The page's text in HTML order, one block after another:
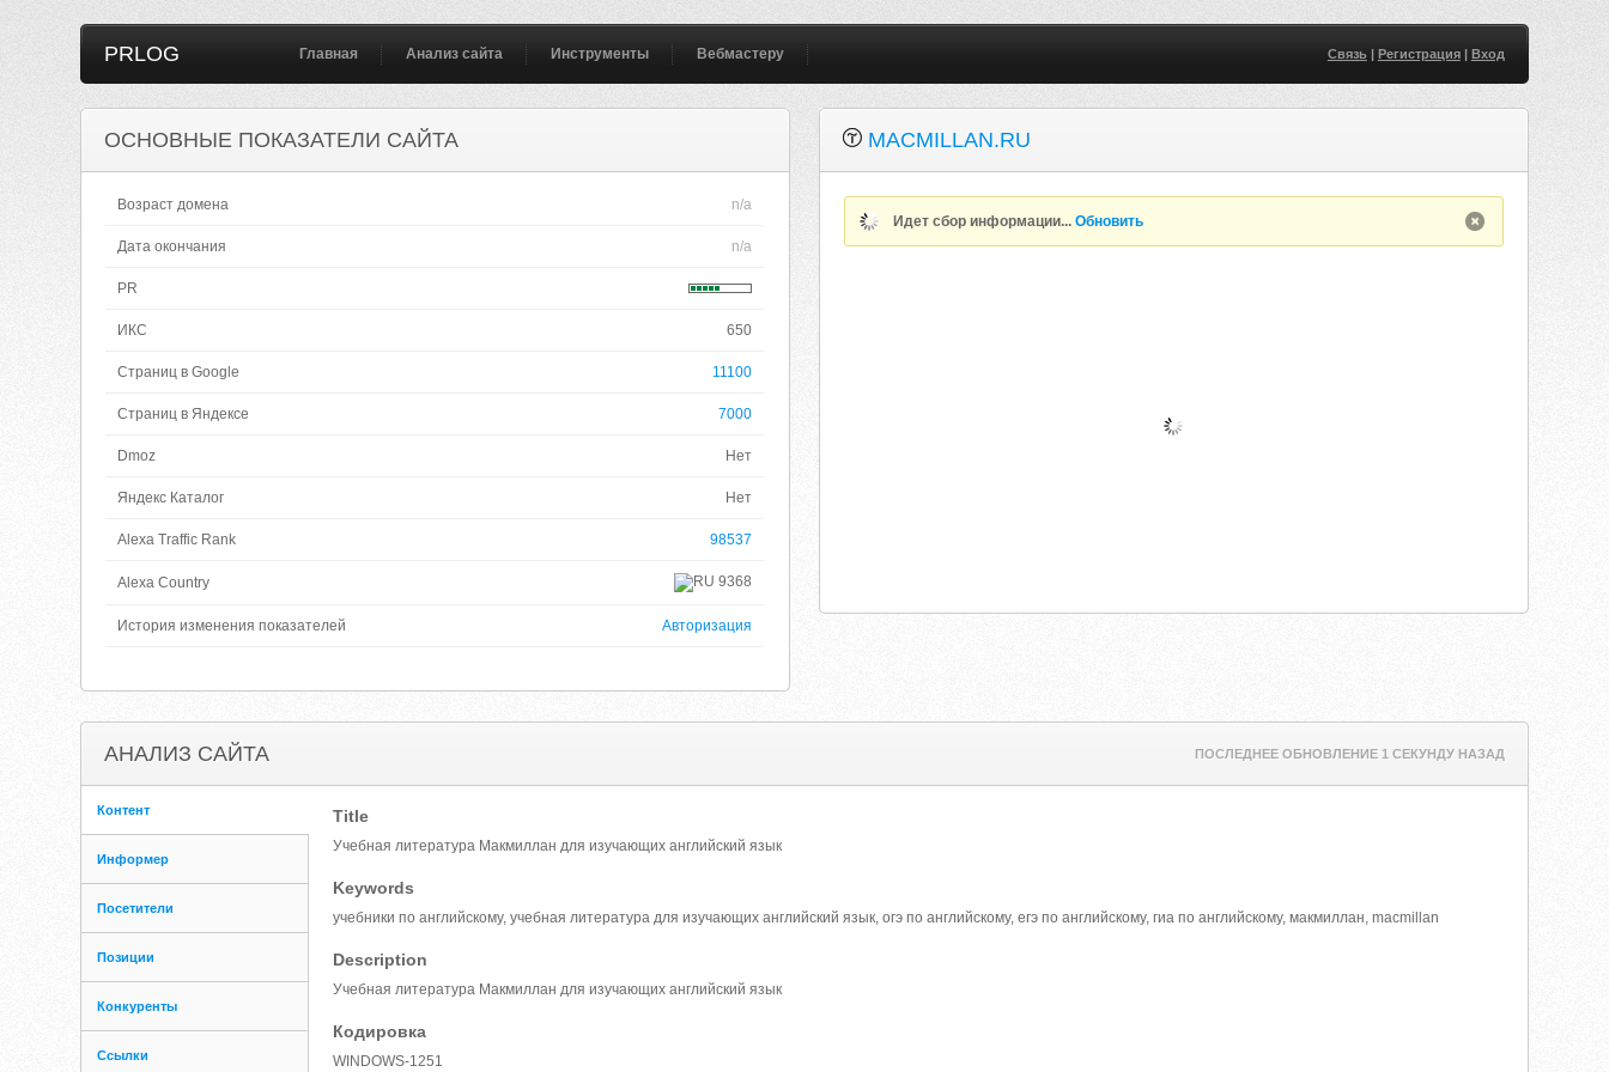
PRLOG Главная Анализ сайта Инструменты Вебмастеру Связь| Регистрация| Вход
ОСНОВНЫЕ ПОКАЗАТЕЛИ САЙТА
Возраст домена n/a
Дата окончания n/a
PR
ИКС 650
Страниц в Google 11100
Страниц в Яндексе 7000
Dmoz Нет
Яндекс Каталог Нет
Alexa Traffic Rank 98537
Alexa Country 9368
История изменения показателей Авторизация
MACMILLAN.RU
Идет сбор информации...Обновить
АНАЛИЗ САЙТА ПОСЛЕДНЕЕ ОБНОВЛЕНИЕ 1 СЕКУНДУ НАЗАД
Контент
Информер
Посетители
Позиции
Конкуренты
Ссылки
Title
Учебная литература Макмиллан для изучающих английский язык
Keywords
учебники по английскому, учебная литература для изучающих английский язык, огэ по английскому, егэ по английскому, гиа по английскому, макмиллан, macmillan
Description
Учебная литература Макмиллан для изучающих английский язык
Кодировка
WINDOWS-1251